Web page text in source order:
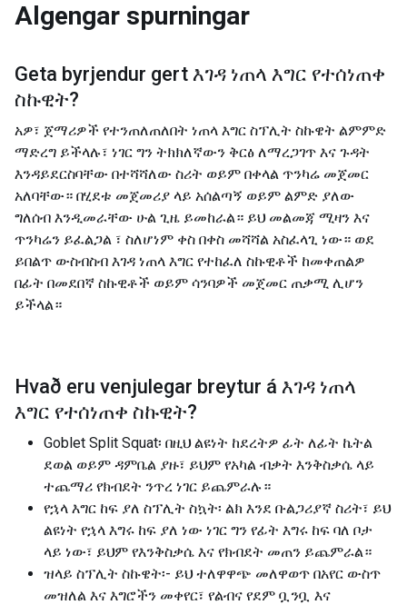
Algengar spurningar
Geta byrjendur gert እገዳ ነጠላ እግር የተሰነጠቀ
ስኩዊት?
አዎ፣ ጀማሪዎች የተንጠለጠለበት ነጠላ እግር ስፕሊት ስኩዌት ልምምድ
ማድረግ ይችላሉ፣ ነገር ግን ትክክለኛውን ቅርፅ ለማረጋገጥ እና ጉዳት
እንዳይደርስባቸው በተሻሻለው ስሪት ወይም በቀላል ጥንካሬ መጀመር
አለባቸው። በሂደቱ መጀመሪያ ላይ አሰልጣኝ ወይም ልምድ ያለው
ግለሰብ እንዲመራቸው ሁል ጊዜ ይመከራል። ይህ መልመጃ ሚዛን እና
ጥንካሬን ይፈልጋል ፣ ስለሆነም ቀስ በቀስ መሻሻል አስፈላጊ ነው። ወደ
ይበልጥ ውስብስብ እገዳ ነጠላ እግር የተከፈለ ስኩዊቶች ከመቀጠልዎ
በፊት በመደበኛ ስኩዊቶች ወይም ሳንባዎች መጀመር ጠቃሚ ሊሆን
ይችላል።
Hvað eru venjulegar breytur á እገዳ ነጠላ
እግር የተሰነጠቀ ስኩዊት?
Goblet Split Squat፡ በዚህ ልዩነት ከደረትዎ ፊት ለፊት ኬትል
ደወል ወይም ዳምቤል ያዙ፣ ይህም የአካል ብቃት እንቅስቃሴ ላይ
ተጨማሪ የክብደት ንጥረ ነገር ይጨምራሉ።
የኋላ እግር ከፍ ያለ ስፕሊት ስኳት፡ ልክ እንደ ቡልጋሪያኛ ስሪት፣ ይህ
ልዩነት የኋላ እግሩ ከፍ ያለ ነው ነገር ግን የፊት እግሩ ከፍ ባለ ቦታ
ላይ ነው፣ ይህም የእንቅስቃሴ እና የክብደት መጠን ይጨምራል።
ዝላይ ስፕሊት ስኩዌት፡- ይህ ተለዋዋጭ መለዋወጥ በአየር ውስጥ
መዝለል እና እግሮችን መቀየር፣ የልብና የደም ቧንቧ እና